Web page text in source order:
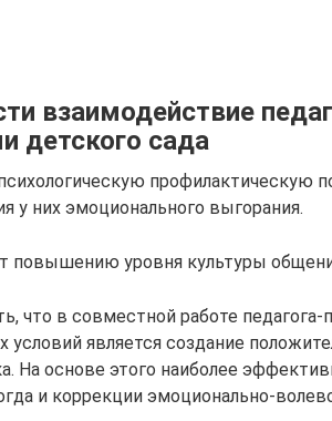
взаимодействие
детского сада
профилактическую
у них эмоционального выгорания.
повышению уровня культуры
что в совместной работе педагога-
условий является создание
На основе этого наиболее
и коррекции эмоционально-